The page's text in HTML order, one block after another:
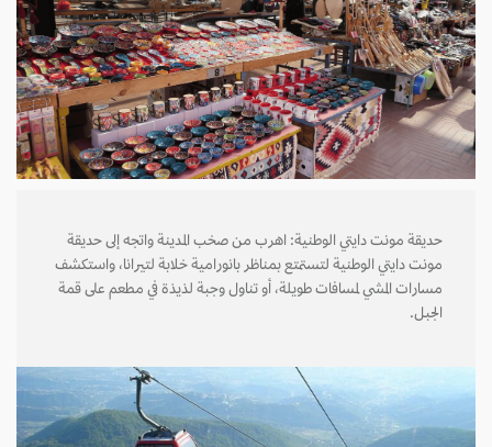
حديقة مونت دايتي الوطنية: اهرب من صخب المدينة واتجه إلى حديقة
مونت دايتي الوطنية لتستمتع بمناظر بانورامية خلابة لتيرانا، واستكشف
مسارات المشي لمسافات طويلة، أو تناول وجبة لذيذة في مطعم على قمة
الجبل.